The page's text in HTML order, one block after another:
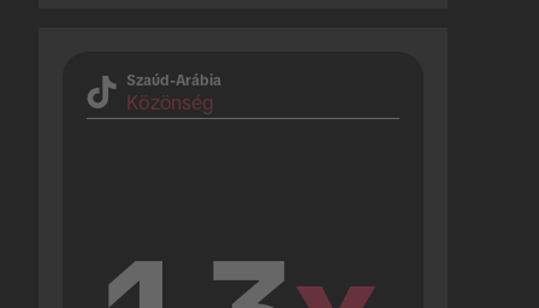
Szaúd-Arábia
Közönség